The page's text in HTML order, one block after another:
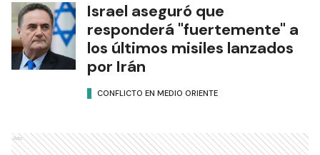
Israel aseguró que
responderá "fuertemente" a
los últimos misiles lanzados
por Irán
CONFLICTO EN MEDIO ORIENTE
Ads